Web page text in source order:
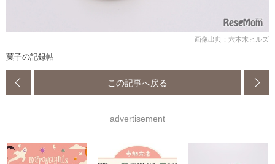
画像出典：六本木ヒルズ
菓子の記録帖
この記事へ戻る
advertisement